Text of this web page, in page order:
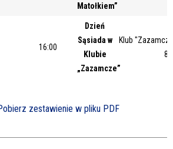
Matołkiem”
16:00
Dzień
Sąsiada w
Klubie
„Zazamcze”
Klub
87
zestawienie w pliku PDF